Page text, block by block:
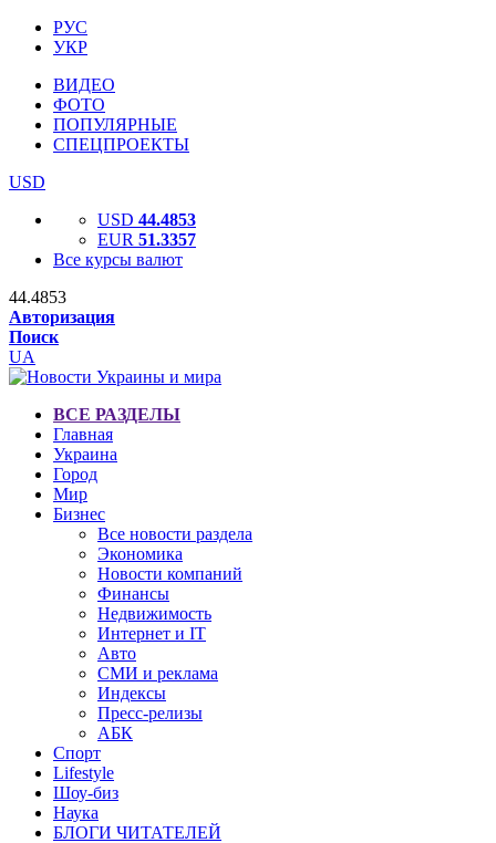
РУС
УКР
ВИДЕО
ФОТО
ПОПУЛЯРНЫЕ
СПЕЦПРОЕКТЫ
USD
USD 44.4853
EUR 51.3357
Все курсы валют
44.4853
Авторизация
Поиск
UA
ВСЕ РАЗДЕЛЫ
Главная
Украина
Город
Мир
Бизнес
Все новости раздела
Экономика
Новости компаний
Финансы
Недвижимость
Интернет и IT
Авто
СМИ и реклама
Индексы
Пресс-релизы
АБК
Спорт
Lifestyle
Шоу-биз
Наука
БЛОГИ ЧИТАТЕЛЕЙ